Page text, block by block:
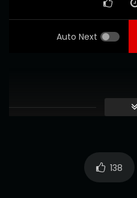
Auto Next
138